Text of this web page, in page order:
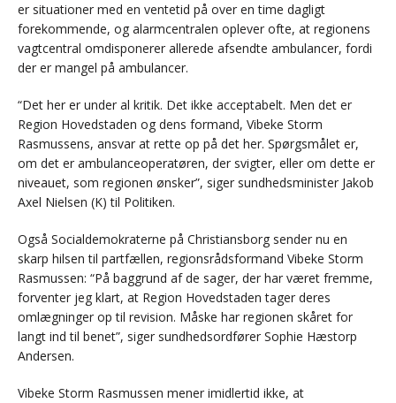
er situationer med en ventetid på over en time dagligt
forekommende, og alarmcentralen oplever ofte, at regionens
vagtcentral omdisponerer allerede afsendte ambulancer, fordi
der er mangel på ambulancer.
“Det her er under al kritik. Det ikke acceptabelt. Men det er
Region Hovedstaden og dens formand, Vibeke Storm
Rasmussens, ansvar at rette op på det her. Spørgsmålet er,
om det er ambulanceoperatøren, der svigter, eller om dette er
niveauet, som regionen ønsker”, siger sundhedsminister Jakob
Axel Nielsen (K) til Politiken.
Også Socialdemokraterne på Christiansborg sender nu en
skarp hilsen til partfællen, regionsrådsformand Vibeke Storm
Rasmussen: “På baggrund af de sager, der har været fremme,
forventer jeg klart, at Region Hovedstaden tager deres
omlægninger op til revision. Måske har regionen skåret for
langt ind til benet”, siger sundhedsordfører Sophie Hæstorp
Andersen.
Vibeke Storm Rasmussen mener imidlertid ikke, at